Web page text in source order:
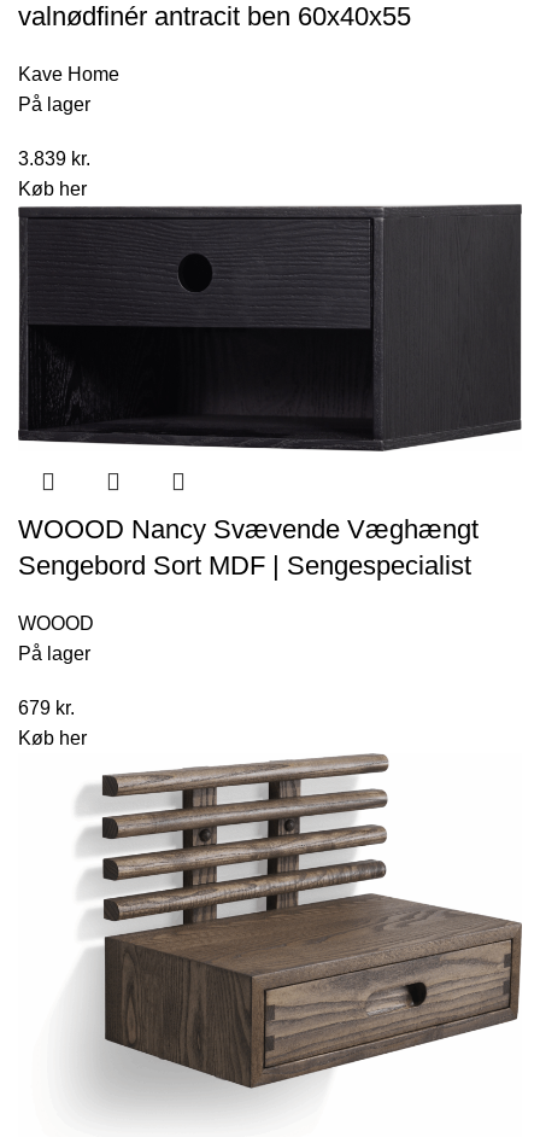
valnødfinér antracit ben 60x40x55
Kave Home
På lager
3.839 kr.
Køb her
WOOOD Nancy Svævende Væghængt
Sengebord Sort MDF | Sengespecialist
WOOOD
På lager
679 kr.
Køb her